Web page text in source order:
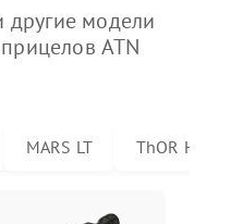
модели
ATN
MARS LT ThOR HD